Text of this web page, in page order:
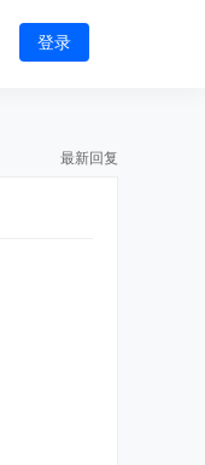
登录
最新回复